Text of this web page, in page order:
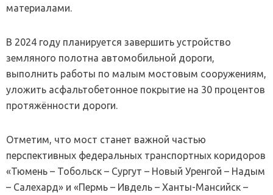
материалами.
В 2024 году планируется завершить устройство
земляного полотна автомобильной дороги,
выполнить работы по малым мостовым сооружениям,
уложить асфальтобетонное покрытие на 30 процентов
протяжённости дороги.
Отметим, что мост станет важной частью
перспективных федеральных транспортных коридоров
«Тюмень – Тобольск – Сургут – Новый Уренгой – Надым
– Салехард» и «Пермь – Ивдель – Ханты-Мансийск –